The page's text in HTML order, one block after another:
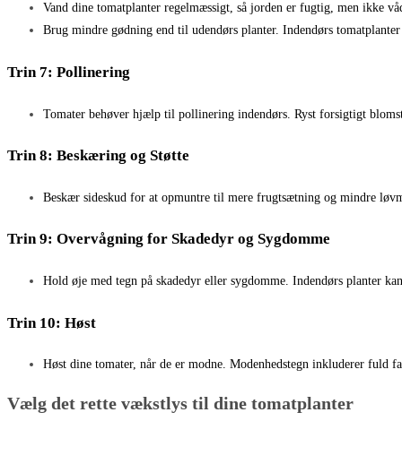
Vand dine tomatplanter regelmæssigt, så jorden er fugtig, men ikke
Brug mindre gødning end til udendørs planter. Indendørs
Trin 7: Pollinering
Tomater behøver hjælp til pollinering indendørs. Ryst forsigtigt
Trin 8: Beskæring og Støtte
Beskær sideskud for at opmuntre til mere frugtsætning og mindre
Trin 9: Overvågning for Skadedyr og Sygdomme
Hold øje med tegn på skadedyr eller sygdomme. Indendørs planter
Trin 10: Høst
Høst dine tomater, når de er modne. Modenhedstegn inkluderer fuld
Vælg det rette vækstlys til dine tomatplanter​